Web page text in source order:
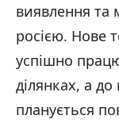
виявлення та
росією. Нове
успішно
ділянках, а
планується